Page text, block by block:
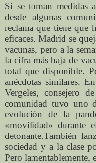
Si se toman medidas
desde algunas
reclama que tiene que
eficaces. Madrid se
vacunas, pero a la
la cifra más baja de
total que disponible.
anécdotas similares.
Vergeles, consejero
comunidad tuvo uno
evolución de la
«movilidad» durante
detonante.También
sociedad y a la clase
Pero lamentablemente,